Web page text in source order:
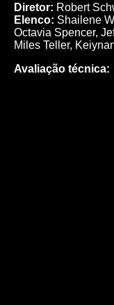
Diretor: Robert
Elenco: Shailene
Octavia Spencer,
Miles Teller,
Avaliação técnica: